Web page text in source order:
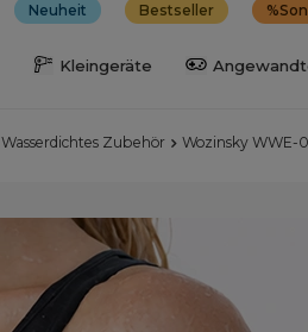
Neuheit Bestseller
Kleingeräte
Wasserdichtes Zubehör Wozinsky WWE-